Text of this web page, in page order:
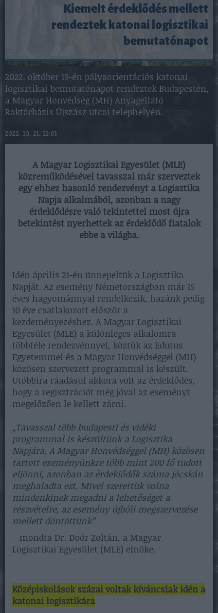
Kiemelt érdeklődés mellett
rendeztek katonai logisztikai
bemutatónapot
2022. október 19-én pályaorientációs katonai
logisztikai bemutatónapot rendeztek Budapesten,
a Magyar Honvédség (MH) Anyagellátó
Raktárbázis Újszász utcai telephelyén.
2022. 10. 21. 12:01
A Magyar Logisztikai Egyesület (MLE)
közreműködésével tavasszal már szerveztek
egy ehhez hasonló rendezvényt a Logisztika
Napja alkalmából, azonban a nagy
érdeklődésre való tekintettel most újra
betekintést nyerhettek az érdeklődő fiatalok
ebbe a világba.
Idén április 21-én ünnepeltük a Logisztika
Napját. Az esemény Németországban már 15
éves hagyománnyal rendelkezik, hazánk pedig
10 éve csatlakozott először a
kezdeményezéshez. A Magyar Logisztikai
Egyesület (MLE) a különleges alkalomra
többféle rendezvénnyel, köztük az Edutus
Egyetemmel és a Magyar Honvédséggel (MH)
közösen szervezett programmal is készült.
Utóbbira ráadásul akkora volt az érdeklődés,
hogy a regisztrációt még jóval az eseményt
megelőzően le kellett zárni.
„Tavasszal több budapesti és vidéki
programmal is készültünk a Logisztika
Napjára. A Magyar Honvédséggel (MH) közösen
tartott eseményünkre több mint 200 fő tudott
eljönni, azonban az érdeklődők száma jócskán
meghaladta ezt. Mivel szerettük volna
mindenkinek megadni a lehetőséget a
részvételre, az esemény újbóli megszervezése
mellett döntöttünk”
– mondta Dr. Doór Zoltán, a Magyar
Logisztikai Egyesület (MLE) elnöke.
Középiskolások százai voltak kíváncsiak idén a
katonai logisztikára